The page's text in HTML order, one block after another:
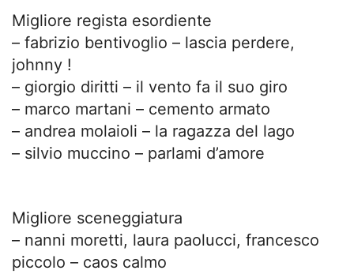
Migliore regista esordiente
– fabrizio bentivoglio – lascia perdere,
johnny !
– giorgio diritti – il vento fa il suo giro
– marco martani – cemento armato
– andrea molaioli – la ragazza del lago
– silvio muccino – parlami d’amore
Migliore sceneggiatura
– nanni moretti, laura paolucci, francesco
piccolo – caos calmo